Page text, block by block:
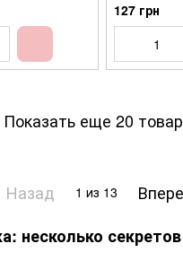
127 грн
Показать еще 20
Назад 1 из 13
несколько